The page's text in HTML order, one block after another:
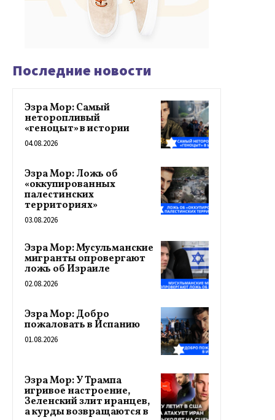
Последние новости
Эзра Мор: Самый
неторопливый
«геноцыт» в истории
04.08.2026
Эзра Мор: Ложь об
«оккупированных
палестинских
территориях»
03.08.2026
Эзра Мор: Мусульманские
мигранты опровергают
ложь об Израиле
02.08.2026
Эзра Мор: Добро
пожаловать в Испанию
01.08.2026
Эзра Мор: У Трампа
игривое настроение,
Зеленский злит иранцев,
а курды возвращаются в